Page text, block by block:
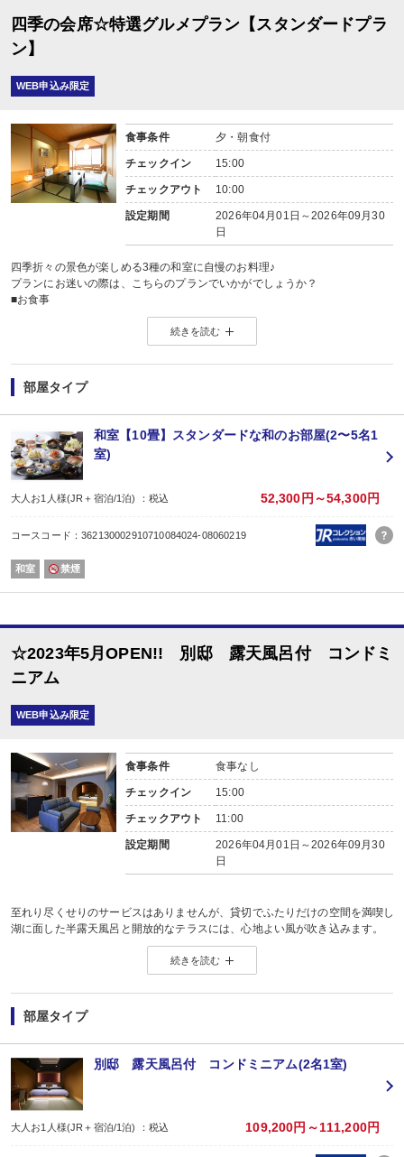
■ 特 典 ■
1. 浴衣2枚 オリジナル作務衣ご用意(大人のみ)
3. 富士山小御嶽神社『開運の鈴』プレゼント
四季の会席☆特選グルメプラン【スタンダードプラ
ン】
WEB申込み限定
食事条件 夕・朝食付
チェックイン 15:00
チェックアウト 10:00
設定期間
2026年04月01日～2026年09月30
日
四季折々の景色が楽しめる3種の和室に自慢のお料理♪
プランにお迷いの際は、こちらのプランでいかがでしょうか？
■お食事
料理長自慢の料理を心ゆくまでお楽しみ下さい♪
◇夕食 18:00〜18:30スタート
お部屋食 または 個室食事処
※お食事場所はお選び頂けません。
◇朝食 7:30〜 8:30スタート
お食事会場（広間）
■ 館内浴場
◇地下1階 大浴場 露天風呂
15:00〜24:00 5:00〜10:00（サウナ22:00まで）
◇7階 展望風呂・露天風呂
15:00〜24:00 5:00〜10:00
【ご利用料金】3,300円（税込）50分間
《毎時00分から50分間》
※「展望貸切風呂」は先着予約制ですので
ご希望のお時間が予約出来ない場合が
※必ずお電話でご予約下さい。お電話以外での
【0555-72-1212】
■ 特 典 ■
2. お子様に浴衣・タオルをご用意
3. 富士山小御嶽神社『開運の鈴』プレゼント
続きを読む
部屋タイプ
和室【10畳】スタンダードな和のお部屋(2〜5名1
室)
大人お1人様(JR＋宿泊/1泊) ：税込 52,300円～54,300円
コースコード：362130002910710084024-08060219
和室 禁煙
☆2023年5月OPEN!! 別邸 露天風呂付 コンドミ
ニアム
WEB申込み限定
食事条件 食事なし
チェックイン 15:00
チェックアウト 11:00
設定期間
2026年04月01日～2026年09月30
日
至れり尽くせりのサービスはありませんが、貸切でふたりだけの空間を満喫し
湖に面した半露天風呂と開放的なテラスには、心地よい風が吹き込みます。
リビングにはソファ、寝室にはベッドを配置し、居心地の良さを追求しました
懐かしさとモダンなセンスが調和するぬくもりのある空間が心を和ませます。
質の高い眠りと目覚めをお届けするシモンズベッドを使用しております。
心地よい快適な朝をお迎えください。
食事なしとなります。夕食はお好みのお店で朝食は近くのカフェなどはいかが
※お食事はお付けできません。
【設備】
無料WiFi・エアコン・バス・トイレ（ウォシュレット）・洗面台・冷蔵庫・電
ＩＨコンロ ・調理器具・食器一式・和テーブル・ベッド・羽毛布団・テレビ
【備品】
シャンプー・リンス・ボディーソープ・歯ブラシ・タオル
≪≪≪≪≪ご注意≫≫≫≫≫
続きを読む
部屋タイプ
別邸 露天風呂付 コンドミニアム(2名1室)
大人お1人様(JR＋宿泊/1泊) ：税込 109,200円～111,200円